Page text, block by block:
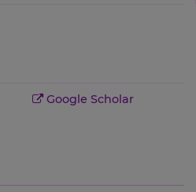
Google Scholar